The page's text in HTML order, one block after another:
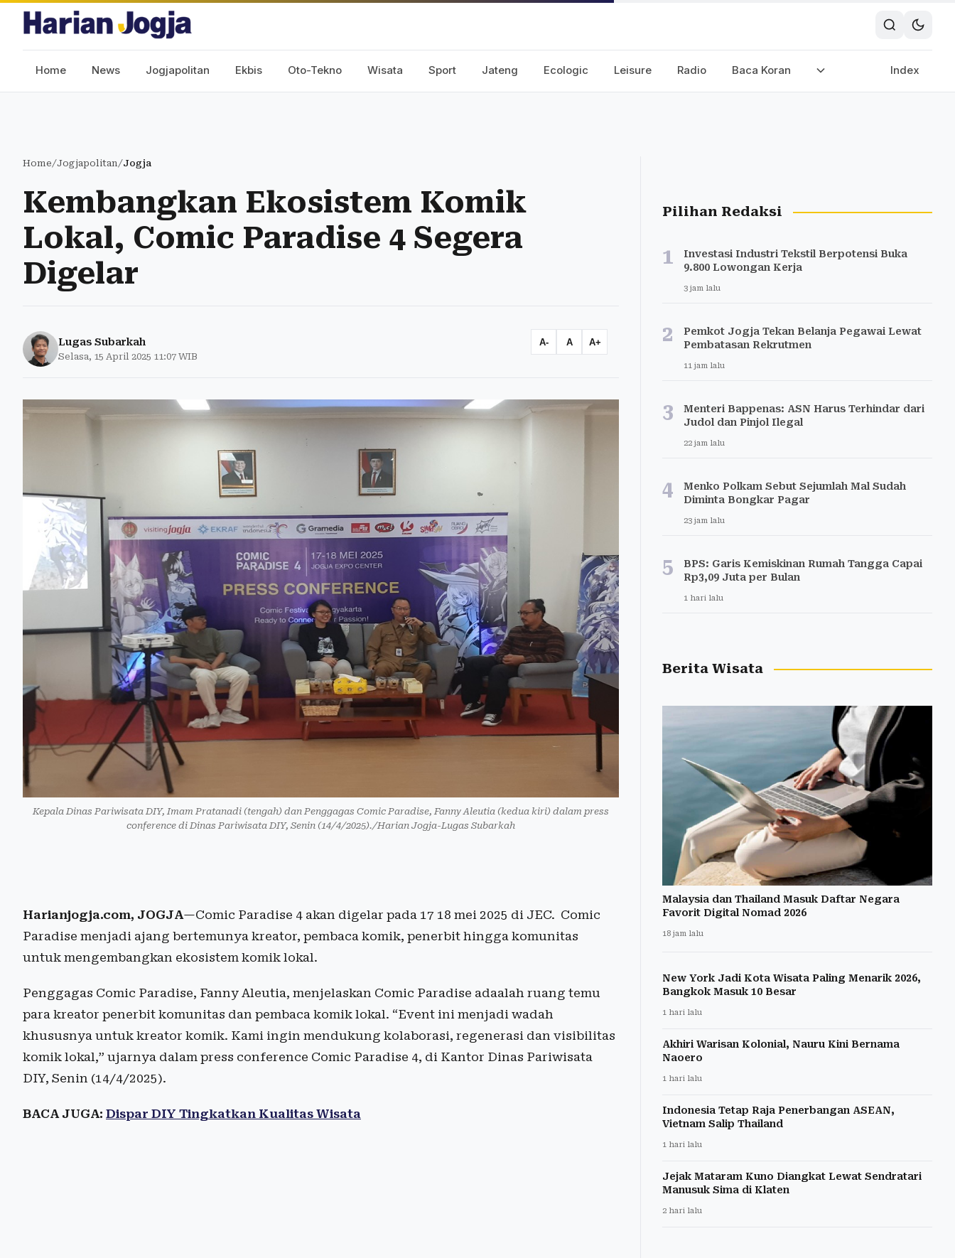
Home News Jogjapolitan Ekbis Oto-Tekno Wisata Sport Jateng Ecologic Leisure Radio Baca Koran Index
Home/Jogjapolitan/Jogja
Kembangkan Ekosistem Komik
Lokal, Comic Paradise 4 Segera
Digelar
Lugas Subarkah
Selasa, 15 April 2025 11:07 WIB
A- A A+
Kepala Dinas Pariwisata DIY, Imam Pratanadi (tengah) dan Penggagas Comic Paradise, Fanny Aleutia (kedua kiri) dalam press
conference di Dinas Pariwisata DIY, Senin (14/4/2025)./Harian Jogja-Lugas Subarkah
Harianjogja.com, JOGJA—Comic Paradise 4 akan digelar pada 17 18 mei 2025 di JEC. Comic
Paradise menjadi ajang bertemunya kreator, pembaca komik, penerbit hingga komunitas
untuk mengembangkan ekosistem komik lokal.
Penggagas Comic Paradise, Fanny Aleutia, menjelaskan Comic Paradise adaalah ruang temu
para kreator penerbit komunitas dan pembaca komik lokal. “Event ini menjadi wadah
khususnya untuk kreator komik. Kami ingin mendukung kolaborasi, regenerasi dan visibilitas
komik lokal,” ujarnya dalam press conference Comic Paradise 4, di Kantor Dinas Pariwisata
DIY, Senin (14/4/2025).
BACA JUGA: Dispar DIY Tingkatkan Kualitas Wisata
Pilihan Redaksi
1
Investasi Industri Tekstil Berpotensi Buka
9.800 Lowongan Kerja
3 jam lalu
2
Pemkot Jogja Tekan Belanja Pegawai Lewat
Pembatasan Rekrutmen
11 jam lalu
3
Menteri Bappenas: ASN Harus Terhindar dari
Judol dan Pinjol Ilegal
22 jam lalu
4
Menko Polkam Sebut Sejumlah Mal Sudah
Diminta Bongkar Pagar
23 jam lalu
5
BPS: Garis Kemiskinan Rumah Tangga Capai
Rp3,09 Juta per Bulan
1 hari lalu
Berita Wisata
Malaysia dan Thailand Masuk Daftar Negara
Favorit Digital Nomad 2026
18 jam lalu
New York Jadi Kota Wisata Paling Menarik 2026,
Bangkok Masuk 10 Besar
1 hari lalu
Akhiri Warisan Kolonial, Nauru Kini Bernama
Naoero
1 hari lalu
Indonesia Tetap Raja Penerbangan ASEAN,
Vietnam Salip Thailand
1 hari lalu
Jejak Mataram Kuno Diangkat Lewat Sendratari
Manusuk Sima di Klaten
2 hari lalu